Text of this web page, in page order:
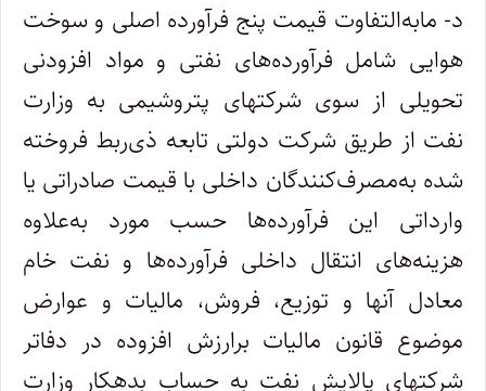
د- مابه‌التفاوت قیمت پنج فرآورده اصلی و سوخت
هوایی شامل فرآورده‌های نفتی و مواد افزودنی
تحویلی از سوی شرکتهای پتروشیمی به وزارت
نفت از طریق شرکت دولتی تابعه ذی‌ربط فروخته
شده به‌مصرف‌کنندگان داخلی با قیمت صادراتی یا
وارداتی این فرآورده‌ها حسب مورد به‌علاوه
هزینه‌های انتقال داخلی فرآورده‌ها و نفت‌ خام
معادل آنها و توزیع، فروش، مالیات و عوارض
موضوع قانون مالیات برارزش افزوده در دفاتر
شرکتهای پالایش‌ نفت به حساب بدهکار وزارت